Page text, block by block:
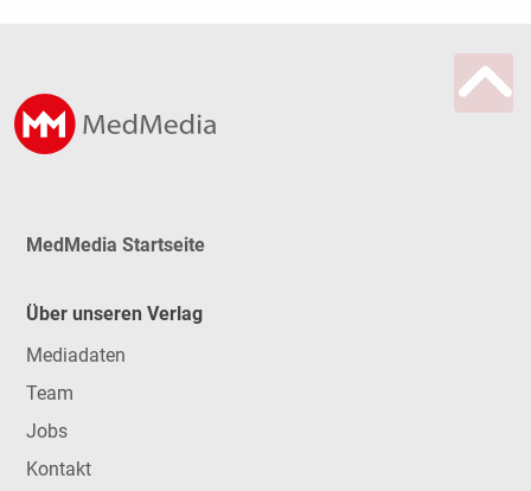
MedMedia Startseite
Über unseren Verlag
Mediadaten
Team
Jobs
Kontakt